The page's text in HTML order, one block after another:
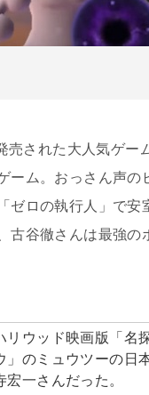
された大人気ゲー
ーム。おっさん声の
ゼロの執行人」で安
古谷徹さんは最強の
リウッド映画版「名
」のミュウツーの日
宏一さんだった。